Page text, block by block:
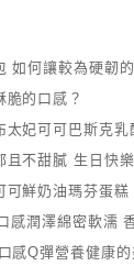
如何讓較為硬韌
脆的口感？
太妃可可巴斯克
且不甜膩 生日快
可鮮奶油瑪芬蛋
感潤澤綿密軟濡
感Q彈營養健康